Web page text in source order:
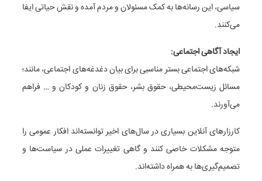
سیاسی، این رسانه‌ها به کمک مسئولان و مردم آمده و نقش حیاتی ایفا
می‌کنند.
ایجاد آگاهی اجتماعی:
شبکه‌های اجتماعی بستر مناسبی برای بیان دغدغه‌های اجتماعی، مانند؛
مسائل زیست‌محیطی، حقوق بشر، حقوق زنان و کودکان و … فراهم
می‌آورند.
کارزارهای آنلاین بسیاری در سال‌های اخیر توانسته‌اند افکار عمومی را
متوجه مشکلات خاصی کنند و گاهی تغییرات عملی در سیاست‌ها و
تصمیم‌گیری‌ها به همراه داشته‌اند.